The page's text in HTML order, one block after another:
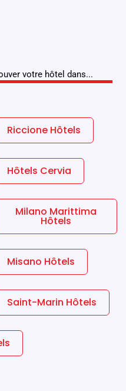
votre hôtel dans...
Riccione Hôtels
Hôtels Cervia
Milano Marittima
Hôtels
Misano Hôtels
Saint-Marin Hôtels